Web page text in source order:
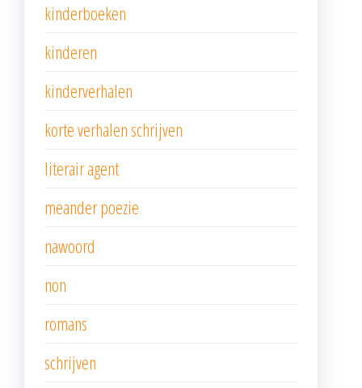
kinderboeken
kinderen
kinderverhalen
korte verhalen schrijven
literair agent
meander poezie
nawoord
non
romans
schrijven